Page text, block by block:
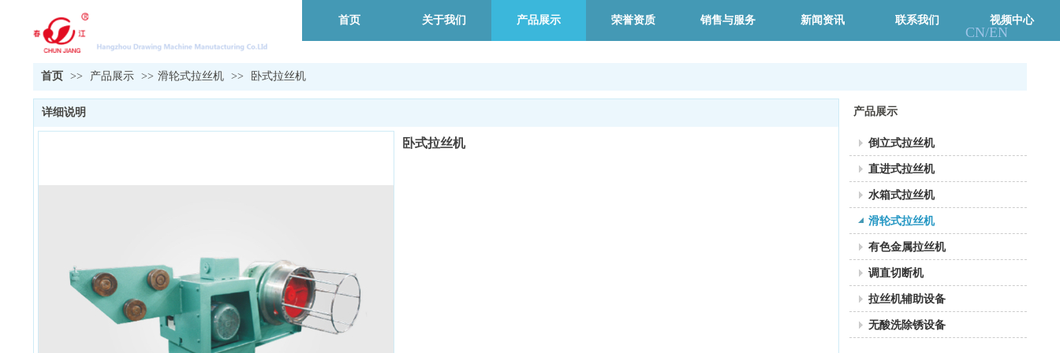
CN/EN
首页 关于我们 产品展示 荣誉资质 销售与服务 新闻资讯 联系我们 视频中心
首页 >> 产品展示 >> 滑轮式拉丝机 >> 卧式拉丝机
产品展示
倒立式拉丝机
直进式拉丝机
水箱式拉丝机
滑轮式拉丝机
有色金属拉丝机
调直切断机
拉丝机辅助设备
无酸洗除锈设备
详细说明
卧式拉丝机